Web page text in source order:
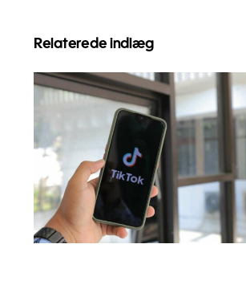
Relaterede indlæg
Maksimer
Rækkevidde:
Effektive
Tværplatforms
Postværktøjer til 2024